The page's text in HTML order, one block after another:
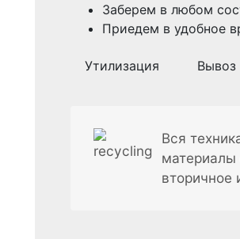
Заберем в любом
Приедем в удобное
Утилизация Вывоз
Вся
материалы
вторичное